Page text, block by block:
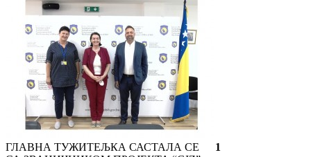
ГЛАВНА ТУЖИТЕЉКА САСТАЛА СЕ
1